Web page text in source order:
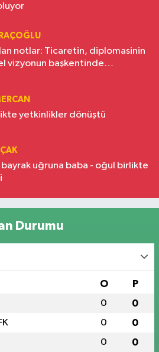
notlar: Ticaretin, diplomasinin
vizyonun başkentinde
yetkinlikler dönüştü
bayrak uğruna baba - oğul birlikte
Durumu
O P
0 0
0 0
0 0